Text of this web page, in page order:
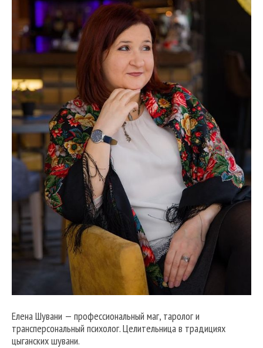
Елена Шувани — профессиональный маг, таролог и
трансперсональный психолог. Целительница в традициях
цыганских шувани.